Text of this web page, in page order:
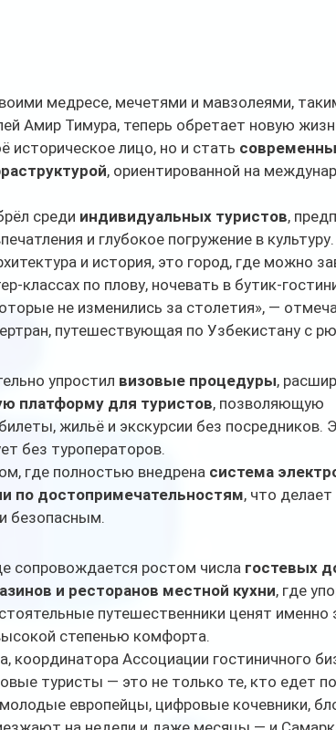
медресе, мечетями и мавзолеями,
Амир Тимура, теперь обретает новую
историческое лицо, но и стать
, ориентированной на
среди индивидуальных туристов,
и глубокое погружение в культуру.
и история, это город, где можно
классах по плову, ночевать в бутик-
не изменились за столетия», —
путешествующая по Узбекистану с
упростил визовые процедуры,
платформу для туристов, позволяющую
жильё и экскурсии без посредников.
без туроператоров.
где полностью внедрена система
по достопримечательностям, что
безопасным.
сопровождается ростом числа гостевых
и ресторанов местной кухни, где
путешественники ценят именно
степенью комфорта.
координатора Ассоциации гостиничного
туристы — это не только те, кто едет по
европейцы, цифровые кочевники,